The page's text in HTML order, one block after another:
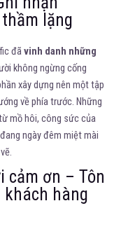
lặng
đãvinh danh những
không ngừng cống
xây dựng nên một tập
về phía trước. Những
mồ hôi, công sức của
ngày đêm miệt mài
cảm ơn – Tôn
hàng